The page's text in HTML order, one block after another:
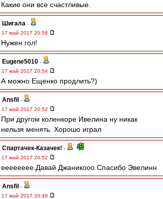
Какие они все счастливые.
Шигала -
17 май 2017 20:58
Нужен гол!
Eugene5010 -
17 май 2017 20:54
А можно Ещенко продлить?)
Ansfil -
17 май 2017 20:52
При другом коленкоре Ивелина ну никак
нельзя менять. Хорошо играл
Спартачек-Казачек! -
17 май 2017 20:52
ееееееее.Давай Джаникооо.Спасибо Эвелинн
Ansfil -
17 май 2017 20:48